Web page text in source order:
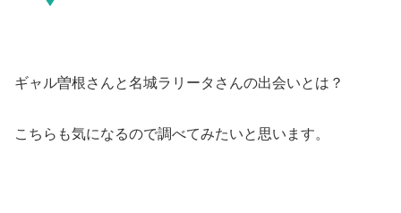
ギャル曽根さんと名城ラリータさんの出会いとは？
こちらも気になるので調べてみたいと思います。